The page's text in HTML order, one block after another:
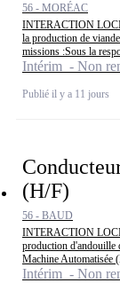
56 - MORÉAC
INTERACTION
la production de
missions :Sous la
Intérim - Non
Publié il y a 11 jours
(H/F)
56 - BAUD
INTERACTION
production d'andouille
Machine Automatisée
Intérim - Non